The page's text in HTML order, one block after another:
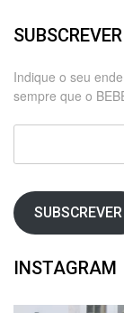
Indique o seu
sempre que o
Endereço
email
SUBSCREVER
INSTAGRAM